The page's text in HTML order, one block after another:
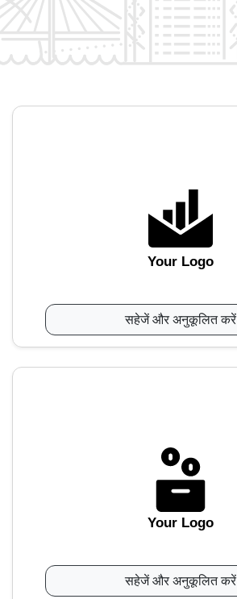
Your Logo
सहेजें और अनुकूलित करें
Your Logo
सहेजें और अनुकूलित करें